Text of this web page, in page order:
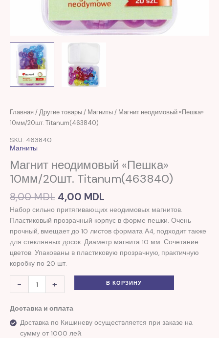
Главная /Другие товары/ Магниты/ Магнит неодимовый «Пешка»
10мм/20шт. Titanum(463840)
SKU: 463840
Магниты
Магнит неодимовый «Пешка»
10мм/20шт. Titanum(463840)
8,00MDL
Первоначальная
цена
4,00 MDL
Текущая
Набор сильно притягивающих неодимовых магнитов.
Пластиковый прозрачный корпус в форме пешки. Очень
прочный, вмещает до 10 листов формата А4, подходит также
для стеклянных досок. Диаметр магнита 10 мм. Сочетание
цветов. Упакованы в пластиковую прозрачную, практичную
коробку по 20 шт.
-
Количество
товара
неодимовый
10мм/20шт.
Titanum(463840)
+ В КОРЗИНУ
Доставка и оплата
Доставка по Кишиневу осуществляется при заказе на
сумму от 1000 лей.